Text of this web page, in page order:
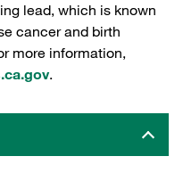
lead, which is known
cancer and birth
more information,
.